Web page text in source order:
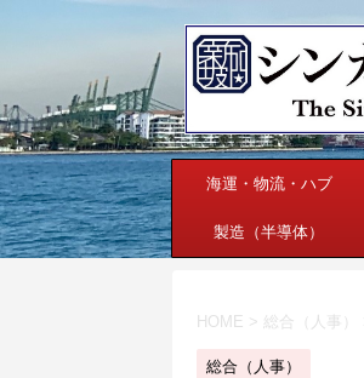
海運・物流・ハブ
製造（半導体）
HOME > 総合（人事）
総合（人事）